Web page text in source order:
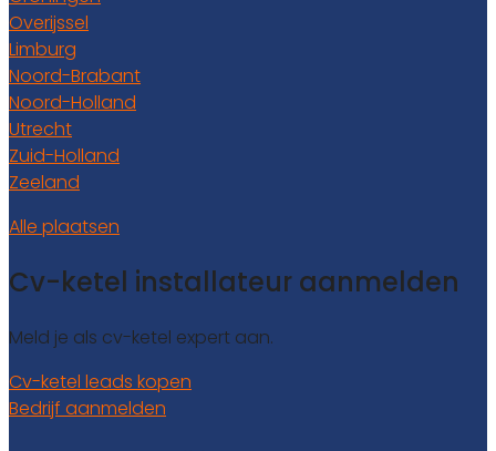
Overijssel
Limburg
Noord-Brabant
Noord-Holland
Utrecht
Zuid-Holland
Zeeland
Alle plaatsen
Cv-ketel installateur aanmelden
Meld je als cv-ketel expert aan.
Cv-ketel leads kopen
Bedrijf aanmelden